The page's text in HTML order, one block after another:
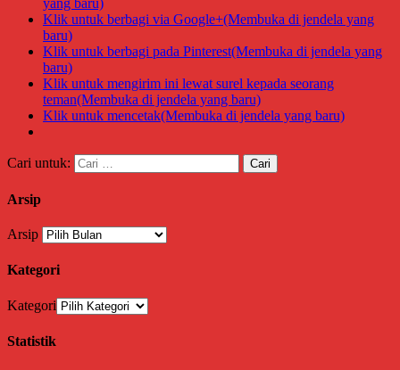
Klik untuk berbagi via Google+(Membuka di jendela yang
baru)
Klik untuk berbagi pada Pinterest(Membuka di jendela yang
baru)
Klik untuk mengirim ini lewat surel kepada seorang
teman(Membuka di jendela yang baru)
Klik untuk mencetak(Membuka di jendela yang baru)
Cari untuk:
Arsip
Arsip
Kategori
Kategori
Statistik